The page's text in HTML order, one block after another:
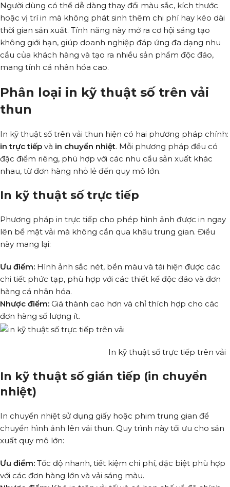
Người dùng có thể dễ dàng thay đổi màu sắc, kích thước
hoặc vị trí in mà không phát sinh thêm chi phí hay kéo dài
thời gian sản xuất. Tính năng này mở ra cơ hội sáng tạo
không giới hạn, giúp doanh nghiệp đáp ứng đa dạng nhu
cầu của khách hàng và tạo ra nhiều sản phẩm độc đáo,
mang tính cá nhân hóa cao.
Phân loại in kỹ thuật số trên vải
thun
In kỹ thuật số trên vải thun hiện có hai phương pháp chính:
in trực tiếp và in chuyển nhiệt. Mỗi phương pháp đều có
đặc điểm riêng, phù hợp với các nhu cầu sản xuất khác
nhau, từ đơn hàng nhỏ lẻ đến quy mô lớn.
In kỹ thuật số trực tiếp
Phương pháp in trực tiếp cho phép hình ảnh được in ngay
lên bề mặt vải mà không cần qua khâu trung gian. Điều
này mang lại:
Ưu điểm: Hình ảnh sắc nét, bền màu và tái hiện được các
chi tiết phức tạp, phù hợp với các thiết kế độc đáo và đơn
hàng cá nhân hóa.
Nhược điểm: Giá thành cao hơn và chỉ thích hợp cho các
đơn hàng số lượng ít.
In kỹ thuật số trực tiếp trên vải
In kỹ thuật số gián tiếp (in chuyển
nhiệt)
In chuyển nhiệt sử dụng giấy hoặc phim trung gian để
chuyển hình ảnh lên vải thun. Quy trình này tối ưu cho sản
xuất quy mô lớn:
Ưu điểm: Tốc độ nhanh, tiết kiệm chi phí, đặc biệt phù hợp
với các đơn hàng lớn và vải sáng màu.